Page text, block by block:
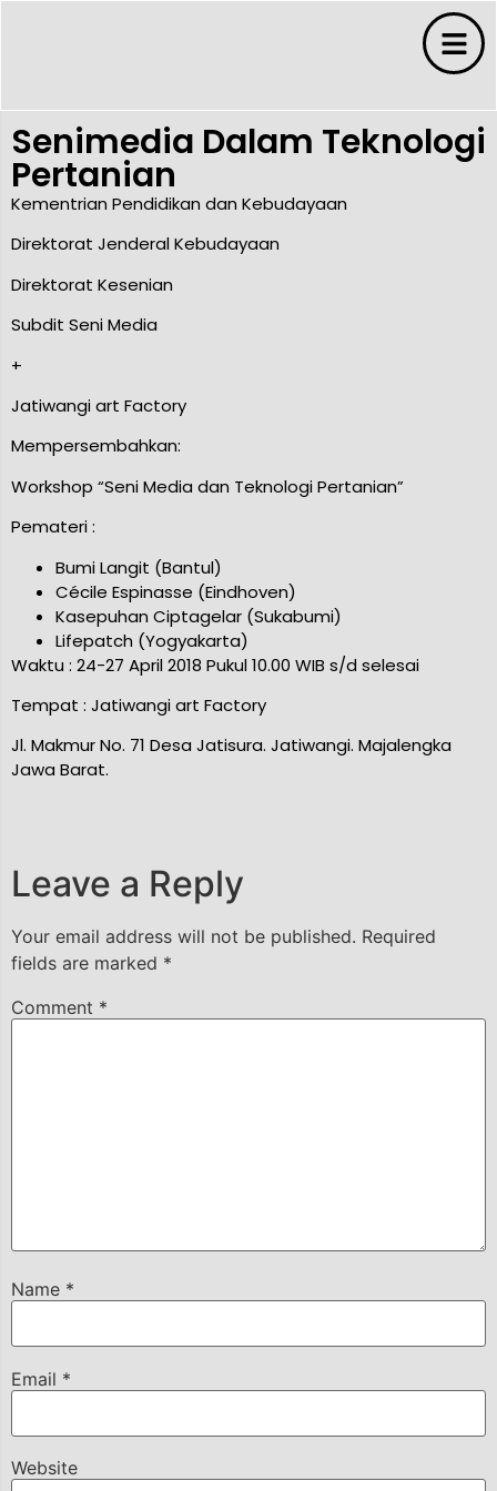
Senimedia Dalam Teknologi
Pertanian
Kementrian Pendidikan dan Kebudayaan
Direktorat Jenderal Kebudayaan
Direktorat Kesenian
Subdit Seni Media
+
Jatiwangi art Factory
Mempersembahkan:
Workshop “Seni Media dan Teknologi Pertanian”
Pemateri :
Bumi Langit (Bantul)
Cécile Espinasse (Eindhoven)
Kasepuhan Ciptagelar (Sukabumi)
Lifepatch (Yogyakarta)
Waktu : 24-27 April 2018 Pukul 10.00 WIB s/d selesai
Tempat : Jatiwangi art Factory
Jl. Makmur No. 71 Desa Jatisura. Jatiwangi. Majalengka
Jawa Barat.
Leave a Reply
Your email address will not be published. Required
fields are marked *
Comment *
Name *
Email *
Website